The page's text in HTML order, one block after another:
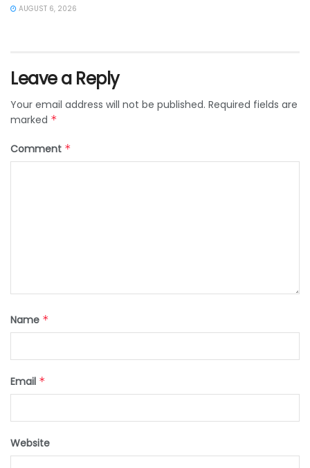
AUGUST 6, 2026
Leave a Reply
Your email address will not be published. Required fields are
marked *
Comment *
Name *
Email *
Website